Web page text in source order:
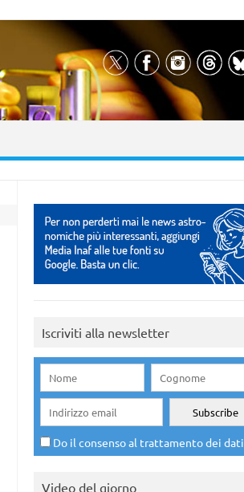
Iscriviti alla newsletter
Do il consenso al trattamento dei dati
Video del giorno